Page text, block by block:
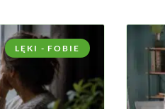
LĘKI - FOBIE